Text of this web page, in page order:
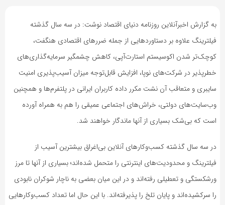
به گزارش اخبرآنلاین روزنامه دنیای اقتصاد نوشت: در سه سال گذشته
فیلترینگ علاوه بر دستاوردهایی از جمله ضررهای اقتصادی هنگفت،
کوچک‌تر شدن اکوسیستم استارت‌آپی، کاهش چشمگیر سرمایه‌گذاری‌های
خطرپذیر در شرکت‌های نوپا، افزایش قابل‌توجه میزان آسیب‌پذیری امنیت
سایبری و متعاقب آن نشت مکرر داده کاربران ایرانی در پلتفرم‌ها و همچنین
وب‌سایت‌های دولتی، خراش‌های اجتماعی عمیقی را هم به همراه آورده
است که بی‌شک بسیاری از آنها ماندگار خواهند شد.
در سه سال گذشته کسب‌وکارهای آنلاین بی‌اغراق بیشترین آسیب از
فیلترینگ و محدودیت‌های اینترنتی را متحمل شده‌اند؛ بسیاری از آنها تا مرز
ورشکستگی و تعطیلی رفته‌اند و در این میان بعضی به ناچار شوکران نابودی
را سرکشیده‌اند و پایان تلخ را پذیرفته‌اند. با این حال اما تعداد کسب‌وکارهایی